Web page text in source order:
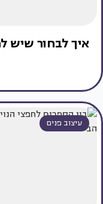
איך לבחור שיש
עיצוב פנים